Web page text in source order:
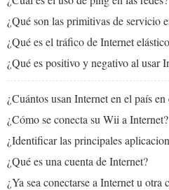
¿Qué son las primitivas de servicio
¿Qué es el tráfico de Internet
¿Qué es positivo y negativo al usar
¿Cuántos usan Internet en el país
¿Cómo se conecta su Wii a Internet?
¿Identificar las principales
¿Qué es una cuenta de Internet?
¿Ya sea conectarse a Internet u otra